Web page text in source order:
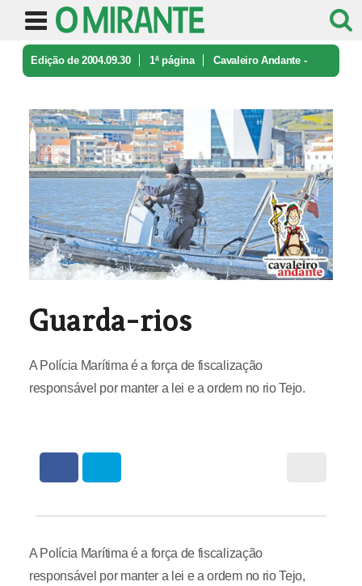
Edição de 2004.09.30 1ª página Cavaleiro Andante -
Guarda-rios
A Polícia Marítima é a força de fiscalização
responsável por manter a lei e a ordem no rio Tejo.
A Polícia Marítima é a força de fiscalização
responsável por manter a lei e a ordem no rio Tejo,